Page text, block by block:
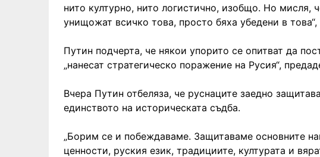
нито културно, нито логистично, изобщо. Но мисля,
унищожат всичко това, просто бяха убедени в това“,
Путин подчерта, че някои упорито се опитват да
„нанесат стратегическо поражение на Русия“,
Вчера Путин отбеляза, че руснаците заедно
единството на историческата съдба.
„Борим се и побеждаваме. Защитаваме основните
ценности, руския език, традициите, културата и